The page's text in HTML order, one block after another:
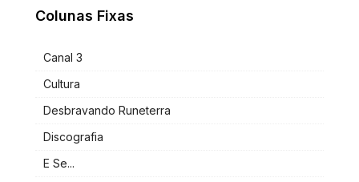
Colunas Fixas
Canal 3
Cultura
Desbravando Runeterra
Discografia
E Se...